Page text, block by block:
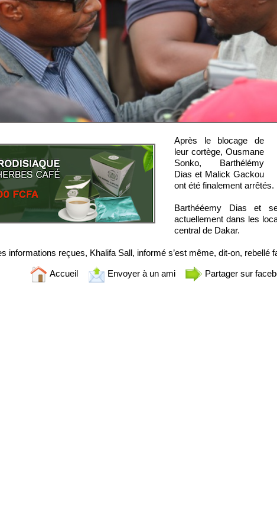
Après le blocage de
leur cortège, Ousmane
Sonko, Barthélémy
Dias et Malick Gackou
ont été finalement arrêtés.
Barthééemy Dias et
actuellement dans les
central de Dakar.
informations reçues, Khalifa Sall, informé s’est même, dit-on, rebellé
Accueil Envoyer à un ami Partager sur